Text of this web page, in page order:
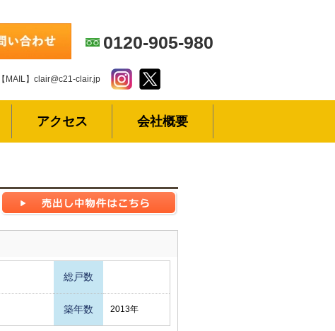
0120-905-980
【MAIL】clair@c21-clair.jp
アクセス 会社概要
総戸数
築年数 2013年